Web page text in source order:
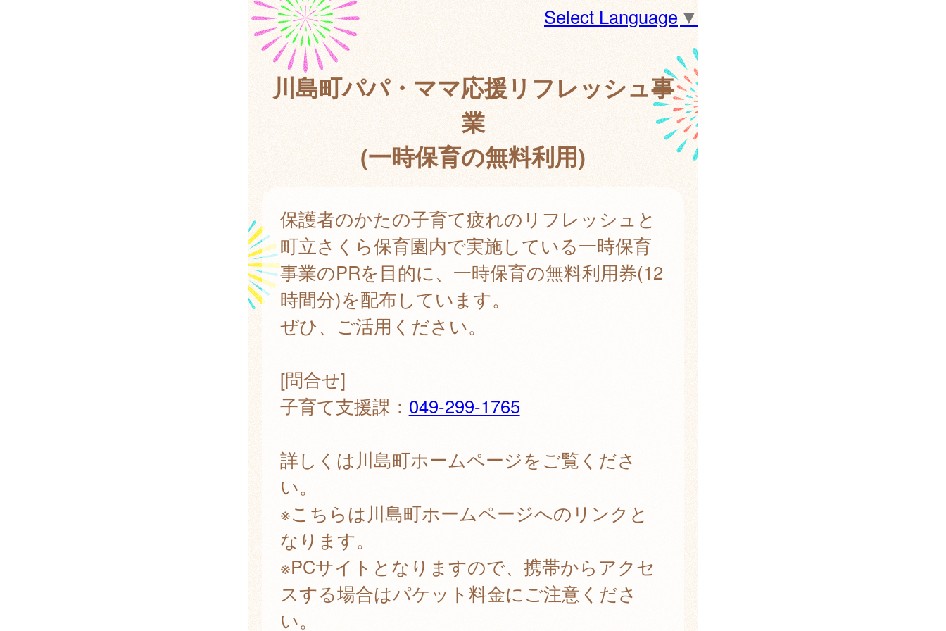
Select Language▼
川島町パパ・ママ応援リフレッシュ事
業
(一時保育の無料利用)
保護者のかたの子育て疲れのリフレッシュと
町立さくら保育園内で実施している一時保育
事業のPRを目的に、一時保育の無料利用券(12
時間分)を配布しています。
ぜひ、ご活用ください。
[問合せ]
子育て支援課： 049-299-1765
詳しくは川島町ホームページをご覧くださ
い。
※こちらは川島町ホームページへのリンクと
なります。
※PCサイトとなりますので、携帯からアクセ
スする場合はパケット料金にご注意くださ
い。